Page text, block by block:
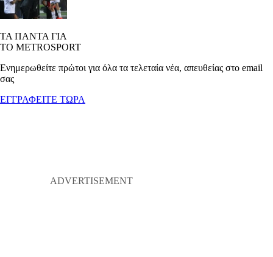
ΤΑ ΠΑΝΤΑ ΓΙΑ
ΤΟ METROSPORT
Ενημερωθείτε πρώτοι για όλα τα τελεταία νέα, απευθείας στο email
σας
ΕΓΓΡΑΦΕΙΤΕ ΤΩΡΑ